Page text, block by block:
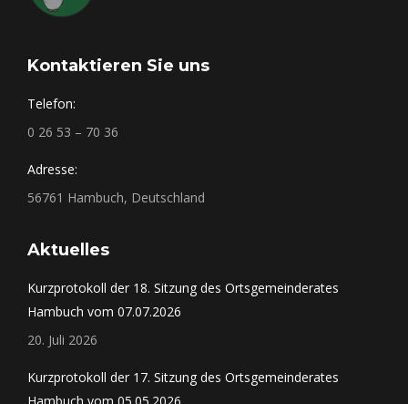
Kontaktieren Sie uns
Telefon:
0 26 53 – 70 36
Adresse:
56761 Hambuch, Deutschland
Aktuelles
Kurzprotokoll der 18. Sitzung des Ortsgemeinderates
Hambuch vom 07.07.2026
20. Juli 2026
Kurzprotokoll der 17. Sitzung des Ortsgemeinderates